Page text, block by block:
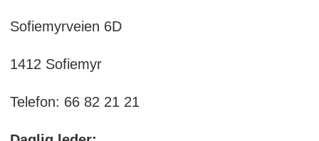
Sofiemyrveien 6D
1412 Sofiemyr
Telefon: 66 82 21 21